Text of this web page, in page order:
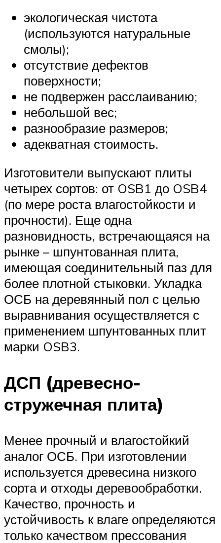
экологическая чистота
(используются натуральные
смолы);
отсутствие дефектов
поверхности;
не подвержен расслаиванию;
небольшой вес;
разнообразие размеров;
адекватная стоимость.
Изготовители выпускают плиты
четырех сортов: от OSB1 до OSB4
(по мере роста влагостойкости и
прочности). Еще одна
разновидность, встречающаяся на
рынке – шпунтованная плита,
имеющая соединительный паз для
более плотной стыковки. Укладка
ОСБ на деревянный пол с целью
выравнивания осуществляется с
применением шпунтованных плит
марки OSB3.
ДСП (древесно-
стружечная плита)
Менее прочный и влагостойкий
аналог ОСБ. При изготовлении
используется древесина низкого
сорта и отходы деревообработки.
Качество, прочность и
устойчивость к влаге определяются
только качеством прессования